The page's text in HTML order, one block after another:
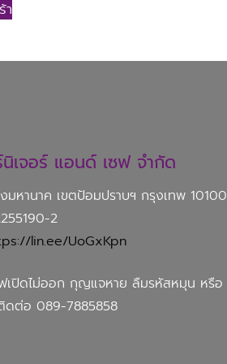
า
เจอร์ แอนด์ เซฟ จำกัด
หานาค เขตป้อมปราบฯ กรุงเทพ 10100
2
lin.ee/UoGxKpn
เปิดไม่ออก กุญแจหาย ลืมรหัสหมุน หรือ
ดต่อ 089-7885858